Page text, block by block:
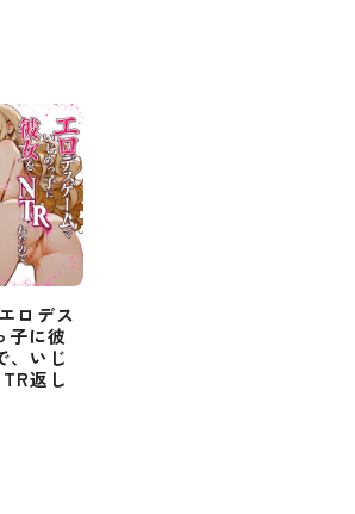
ロデス
子に彼
、いじ
返し